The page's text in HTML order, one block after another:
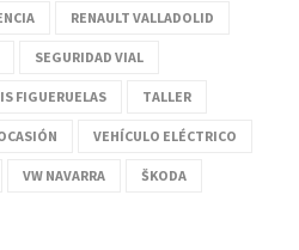
RENAULT VALLADOLID
SEGURIDAD VIAL
FIGUERUELAS TALLER
VEHÍCULO ELÉCTRICO
VW NAVARRA ŠKODA